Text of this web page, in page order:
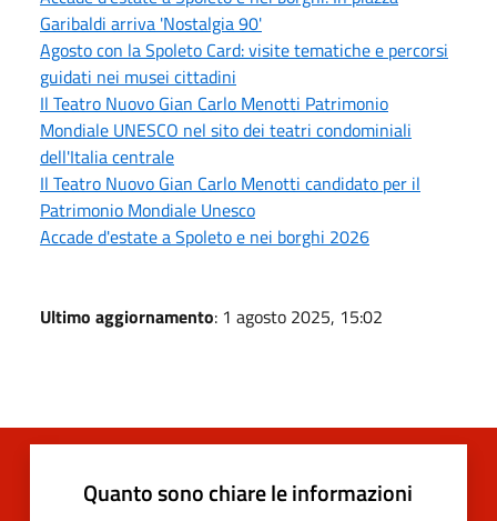
Garibaldi arriva 'Nostalgia 90'
Agosto con la Spoleto Card: visite tematiche e percorsi
guidati nei musei cittadini
Il Teatro Nuovo Gian Carlo Menotti Patrimonio
Mondiale UNESCO nel sito dei teatri condominiali
dell'Italia centrale
Il Teatro Nuovo Gian Carlo Menotti candidato per il
Patrimonio Mondiale Unesco
Accade d'estate a Spoleto e nei borghi 2026
Ultimo aggiornamento: 1 agosto 2025, 15:02
Quanto sono chiare le informazioni